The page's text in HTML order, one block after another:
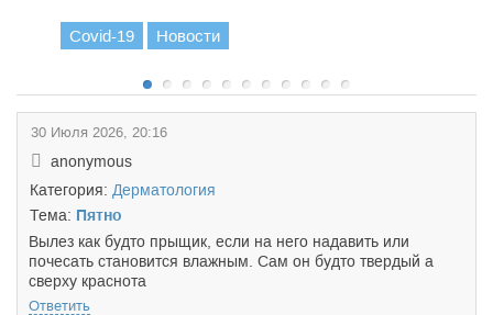
Covid-19 Новости
30 Июля 2026, 20:16
anonymous
Категория: Дерматология
Тема: Пятно
Вылез как будто прыщик, если на него надавить или
почесать становится влажным. Сам он будто твердый а
сверху краснота
Ответить